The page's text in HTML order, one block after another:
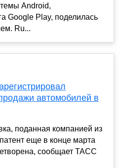
Android,
Google Play, поделилась
Ru...
автомобилей в
поданная компанией из
еще в конце марта
сообщает ТАСС